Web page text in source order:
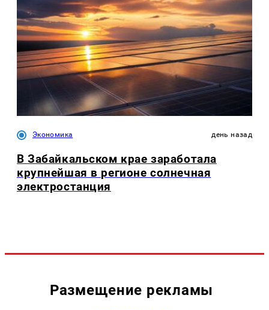
Экономика день назад
В Забайкальском крае заработала
крупнейшая в регионе солнечная
электростанция
Размещение рекламы